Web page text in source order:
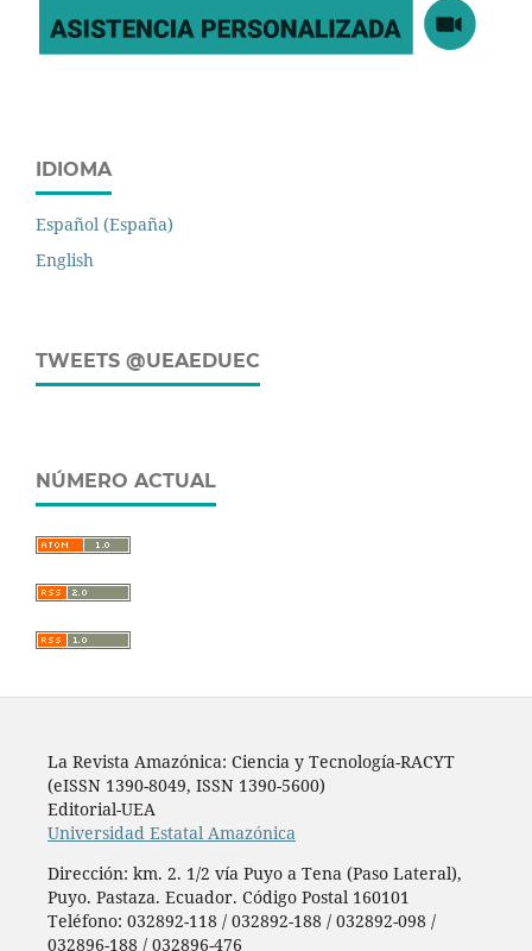
IDIOMA
Español (España)
English
TWEETS @UEAEDUEC
NÚMERO ACTUAL
La Revista Amazónica: Ciencia y Tecnología-RACYT
(eISSN 1390-8049, ISSN 1390-5600)
Editorial-UEA
Universidad Estatal Amazónica
Dirección: km. 2. 1/2 vía Puyo a Tena (Paso Lateral),
Puyo. Pastaza. Ecuador. Código Postal 160101
Teléfono: 032892-118 / 032892-188 / 032892-098 /
032896-188 / 032896-476